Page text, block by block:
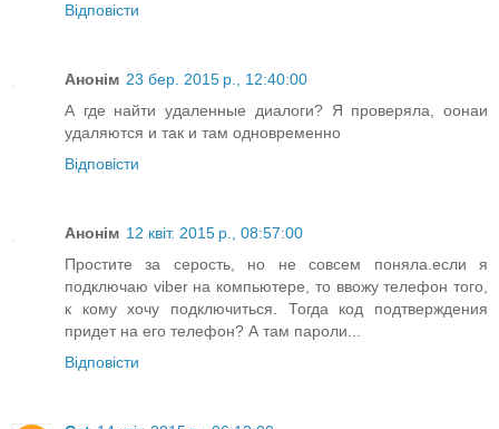
Відповісти
Анонім 23 бер. 2015 р., 12:40:00
А где найти удаленные диалоги? Я проверяла, оонаи
удаляются и так и там одновременно
Відповісти
Анонім 12 квіт. 2015 р., 08:57:00
Простите за серость, но не совсем поняла.если я
подключаю viber на компьютере, то ввожу телефон того,
к кому хочу подключиться. Тогда код подтверждения
придет на его телефон? А там пароли...
Відповісти